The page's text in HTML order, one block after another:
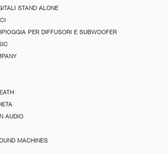
STAND ALONE
PER DIFFUSORI E SUBWOOFER
AUDIO
MACHINES